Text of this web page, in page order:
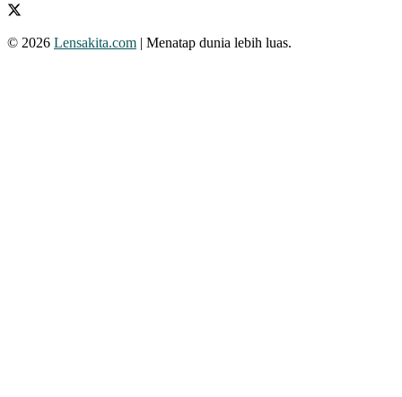
© 2026 Lensakita.com | Menatap dunia lebih luas.